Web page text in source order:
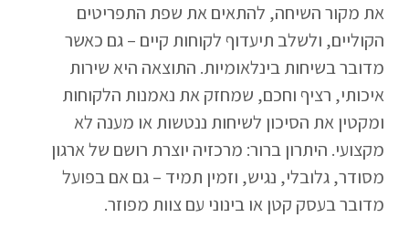
את מקור השיחה, להתאים את שפת התפריטים
הקוליים, ולשלב תיעדוף לקוחות קיים – גם כאשר
מדובר בשיחות בינלאומיות. התוצאה היא שירות
איכותי, רציף וחכם, שמחזק את נאמנות הלקוחות
ומקטין את הסיכון לשיחות ננטשות או מענה לא
מקצועי. היתרון ברור: מרכזיה יוצרת רושם של ארגון
מסודר, גלובלי, נגיש, וזמין תמיד – גם אם בפועל
מדובר בעסק קטן או בינוני עם צוות מפוזר.